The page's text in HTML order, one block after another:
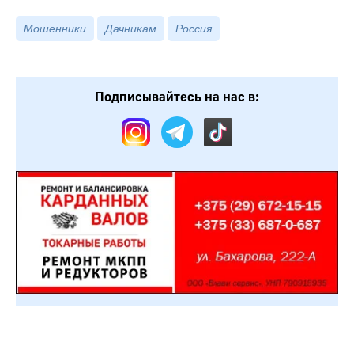
Мошенники Дачникам Россия
Подписывайтесь на нас в: